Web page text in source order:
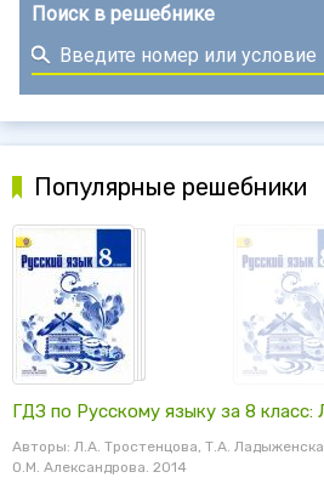
Поиск в решебнике
Популярные решебники
ГДЗ по Русскому языку за 8
Авторы: Л.А. Тростенцова, Т.А.
О.М. Александрова. 2014